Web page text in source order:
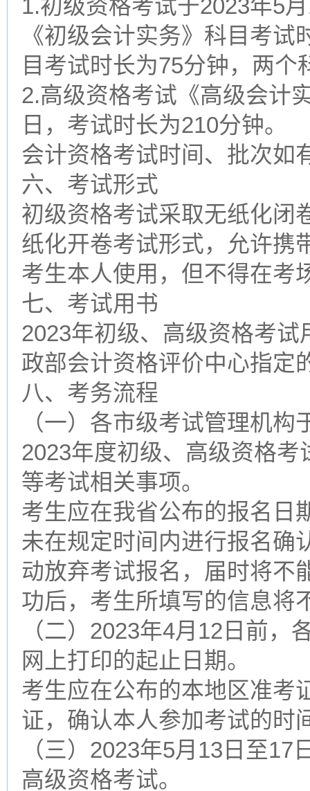
1.初级资格考试于2023年5
《初级会计实务》科目考
目考试时长为75分钟，两
2.高级资格考试《高级会计
日，考试时长为210分钟。
会计资格考试时间、批次如
六、考试形式
初级资格考试采取无纸化闭
纸化开卷考试形式，允许携
考生本人使用，但不得在考
七、考试用书
2023年初级、高级资格考
政部会计资格评价中心指定
八、考务流程
（一）各市级考试管理机
2023年度初级、高级资格
等考试相关事项。
考生应在我省公布的报名日
未在规定时间内进行报名确
动放弃考试报名，届时将不
功后，考生所填写的信息将
（二）2023年4月12日前
网上打印的起止日期。
考生应在公布的本地区准考
证，确认本人参加考试的时
（三）2023年5月13日至
高级资格考试。